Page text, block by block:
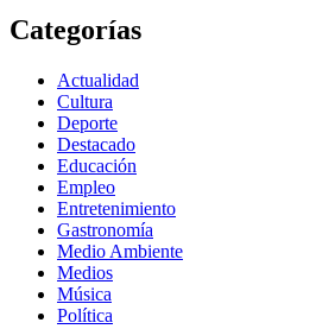
Categorías
Actualidad
Cultura
Deporte
Destacado
Educación
Empleo
Entretenimiento
Gastronomía
Medio Ambiente
Medios
Música
Política